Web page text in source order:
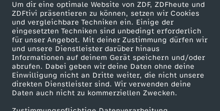
Um dir eine optimale Website von ZDF, ZDFheute und
ZDFtivi präsentieren zu können, setzen wir Cookies
und vergleichbare Techniken ein. Einige der
eingesetzten Techniken sind unbedingt erforderlich
für unser Angebot. Mit deiner Zustimmung dürfen wir
und unsere Dienstleister darüber hinaus
Informationen auf deinem Gerät speichern und/oder
abrufen. Dabei geben wir deine Daten ohne deine
Einwilligung nicht an Dritte weiter, die nicht unsere
direkten Dienstleister sind. Wir verwenden deine
Daten auch nicht zu kommerziellen Zwecken.
n
e
-
H
Mehr ZDF
ZDF-Apps
Smart TV
ZDFtext
Service
ZDFmitreden
Kontakt zum ZDF
Tickets